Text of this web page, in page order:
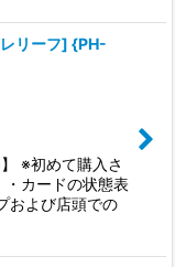
リーフ] {PH-
※初めて購入さ
カードの状態表
および店頭での